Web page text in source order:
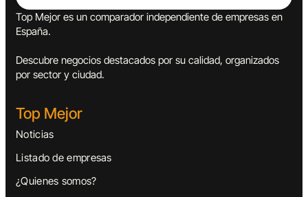
Top Mejor es un comparador independiente de empresas en
España.
Descubre negocios destacados por su calidad, organizados
por sector y ciudad.
Top Mejor
Noticias
Listado de empresas
¿Quienes somos?